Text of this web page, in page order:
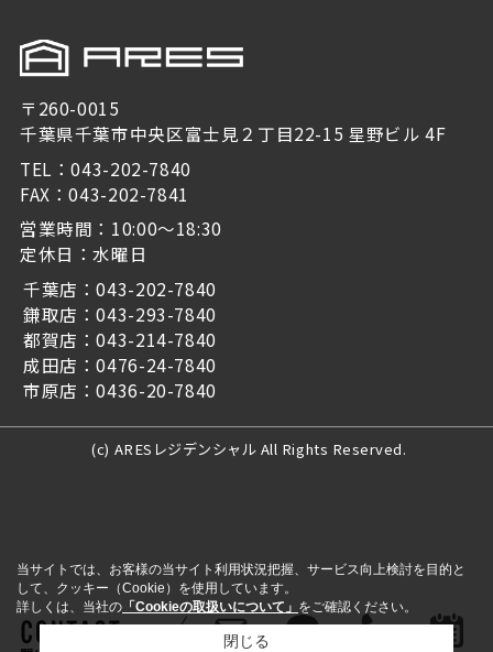
〒260-0015
千葉県千葉市中央区富士見２丁目22-15 星野ビル 4F
TEL：043-202-7840
FAX：043-202-7841
営業時間：10:00～18:30
定休日：水曜日
千葉店：043-202-7840
鎌取店：043-293-7840
都賀店：043-214-7840
成田店：0476-24-7840
市原店：0436-20-7840
(c) ARESレジデンシャル All Rights Reserved.
当サイトでは、お客様の当サイト利用状況把握、サービス向上検討を目的と
して、クッキー（Cookie）を使用しています。
詳しくは、当社の 「Cookieの取扱いについて」 をご確認ください。
閉じる